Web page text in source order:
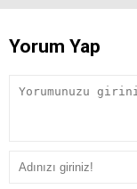
Yorum Yap